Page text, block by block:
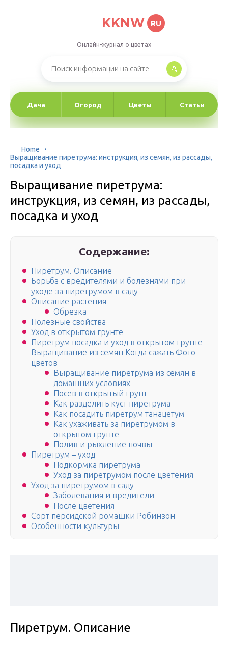
KKNW RU
Онлайн-журнал о цветах
Дача Огород Цветы Статьи
Home
Выращивание пиретрума: инструкция, из семян, из рассады,
посадка и уход
Выращивание пиретрума:
инструкция, из семян, из рассады,
посадка и уход
Содержание:
Пиретрум. Описание
Борьба с вредителями и болезнями при
уходе за пиретрумом в саду
Описание растения
Обрезка
Полезные свойства
Уход в открытом грунте
Пиретрум посадка и уход в открытом грунте
Выращивание из семян Когда сажать Фото
цветов
Выращивание пиретрума из семян в
домашних условиях
Посев в открытый грунт
Как разделить куст пиретрума
Как посадить пиретрум танацетум
Как ухаживать за пиретрумом в
открытом грунте
Полив и рыхление почвы
Пиретрум – уход
Подкормка пиретрума
Уход за пиретрумом после цветения
Уход за пиретрумом в саду
Заболевания и вредители
После цветения
Сорт персидской ромашки Робинзон
Особенности культуры
Пиретрум. Описание